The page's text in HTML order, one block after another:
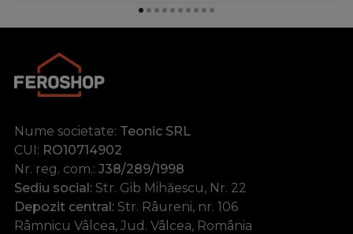
Nume societate: Teonic SRL
CUI: RO10714902
Nr. reg. com.: J38/289/1998
Sediu social: Str. Gib Mihăescu, Nr. 22
Depozit central: Str. Râureni, nr. 106
Râmnicu Vâlcea, Jud. Vâlcea, România